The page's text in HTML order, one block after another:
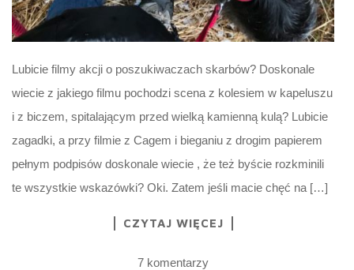
Lubicie filmy akcji o poszukiwaczach skarbów? Doskonale
wiecie z jakiego filmu pochodzi scena z kolesiem w kapeluszu
i z biczem, spitalającym przed wielką kamienną kulą? Lubicie
zagadki, a przy filmie z Cagem i bieganiu z drogim papierem
pełnym podpisów doskonale wiecie , że też byście rozkminili
te wszystkie wskazówki? Oki. Zatem jeśli macie chęć na […]
CZYTAJ WIĘCEJ
7 komentarzy